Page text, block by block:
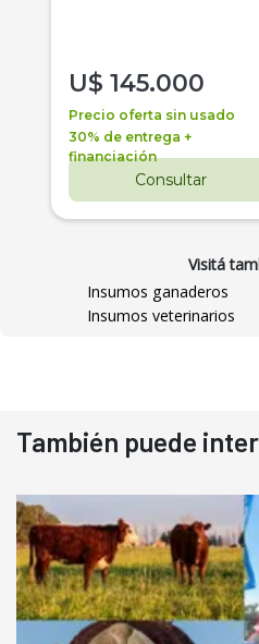
U$ 145.000
Precio oferta sin usado
30% de entrega +
financiación
Consultar
Visitá
Insumos ganaderos
Insumos veterinarios
También puede